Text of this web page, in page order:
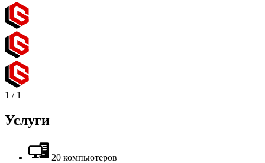
1 / 1
Услуги
20 компьютеров